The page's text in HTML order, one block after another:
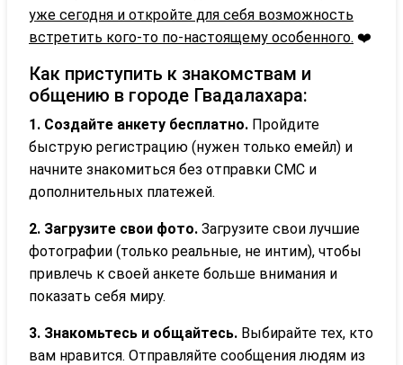
уже сегодня и откройте для себя возможность
встретить кого-то по-настоящему особенного. ❤️
Как приступить к знакомствам и
общению в городе Гвадалахара:
1. Создайте анкету бесплатно. Пройдите
быструю регистрацию (нужен только емейл) и
начните знакомиться без отправки СМС и
дополнительных платежей.
2. Загрузите свои фото. Загрузите свои лучшие
фотографии (только реальные, не интим), чтобы
привлечь к своей анкете больше внимания и
показать себя миру.
3. Знакомьтесь и общайтесь. Выбирайте тех, кто
вам нравится. Отправляйте сообщения людям из